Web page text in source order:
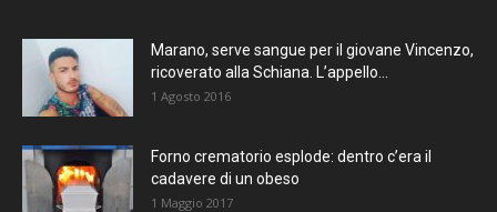
Marano, serve sangue per il giovane Vincenzo,
ricoverato alla Schiana. L’appello...
1 Agosto 2016
Forno crematorio esplode: dentro c’era il
cadavere di un obeso
1 Maggio 2017